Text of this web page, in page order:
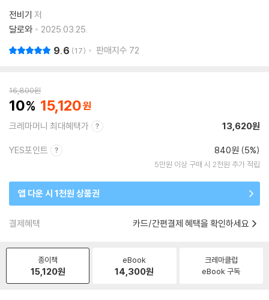
전비기 저
달로와
2025.03.25.
9.6 17 판매지수 72
16,800원
10 15,120
크레마머니 최대혜택가 13,620원
YES포인트 840원 (5%)
5만원 이상 구매 시 2천원 추가 적립
앱 다운 시 1천원 상품권
결제혜택 카드/간편결제 혜택을 확인하세요
종이책
15,120원
eBook
14,300원
크레마클럽
eBook 구독